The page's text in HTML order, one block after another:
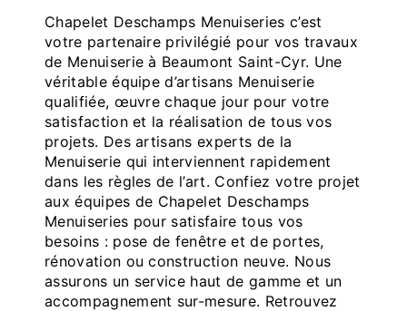
Chapelet Deschamps Menuiseries c’est
votre partenaire privilégié pour vos travaux
de Menuiserie à Beaumont Saint-Cyr. Une
véritable équipe d’artisans Menuiserie
qualifiée, œuvre chaque jour pour votre
satisfaction et la réalisation de tous vos
projets. Des artisans experts de la
Menuiserie qui interviennent rapidement
dans les règles de l’art. Confiez votre projet
aux équipes de Chapelet Deschamps
Menuiseries pour satisfaire tous vos
besoins : pose de fenêtre et de portes,
rénovation ou construction neuve. Nous
assurons un service haut de gamme et un
accompagnement sur-mesure. Retrouvez